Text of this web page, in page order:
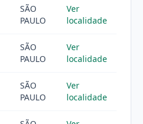
SÃO
PAULO
Ver
localidade
SÃO
PAULO
Ver
localidade
SÃO
PAULO
Ver
localidade